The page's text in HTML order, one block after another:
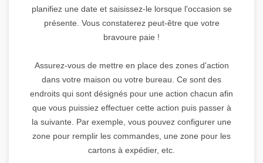
planifiez une date et saisissez-le lorsque l'occasion se
présente. Vous constaterez peut-être que votre
bravoure paie !
Assurez-vous de mettre en place des zones d'action
dans votre maison ou votre bureau. Ce sont des
endroits qui sont désignés pour une action chacun afin
que vous puissiez effectuer cette action puis passer à
la suivante. Par exemple, vous pouvez configurer une
zone pour remplir les commandes, une zone pour les
cartons à expédier, etc.